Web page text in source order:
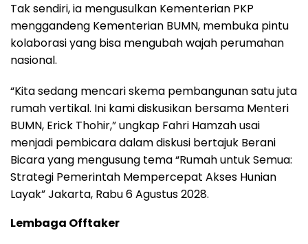
Tak sendiri, ia mengusulkan Kementerian PKP
menggandeng Kementerian BUMN, membuka pintu
kolaborasi yang bisa mengubah wajah perumahan
nasional.
“Kita sedang mencari skema pembangunan satu juta
rumah vertikal. Ini kami diskusikan bersama Menteri
BUMN, Erick Thohir,” ungkap Fahri Hamzah usai
menjadi pembicara dalam diskusi bertajuk Berani
Bicara yang mengusung tema “Rumah untuk Semua:
Strategi Pemerintah Mempercepat Akses Hunian
Layak” Jakarta, Rabu 6 Agustus 2028.
Lembaga Offtaker